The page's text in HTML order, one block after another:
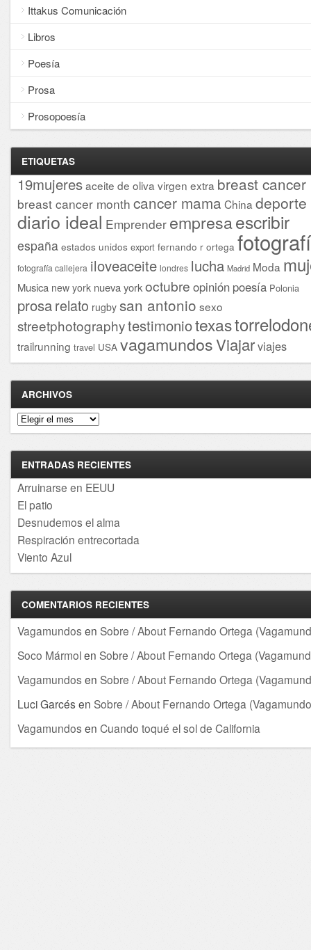
Ittakus Comunicación
Libros
Poesía
Prosa
Prosopoesía
ETIQUETAS
19mujeresaceite de oliva virgen extra breast cancer
breast cancer month cancer mama China deporte
diario ideal Emprender empresaescribir
españa estados unidos export fernando r ortega
fotografía callejera iloveaceite londres lucha Madrid Moda
Musica new york nueva yorkoctubre opinión poesía Polonia
prosarelato rugby san antonio sexo
streetphotographytestimoniotexas
trailrunning travel USA vagamundosViajarviajes
ARCHIVOS
Archivos
ENTRADAS RECIENTES
Arruinarse en EEUU
El patio
Desnudemos el alma
Respiración entrecortada
Viento Azul
COMENTARIOS RECIENTES
Vagamundos en Sobre / About Fernando Ortega
Soco Mármolen Sobre / About Fernando Ortega
Vagamundos en Sobre / About Fernando Ortega
Luci Garcés en Sobre / About Fernando Ortega
Vagamundos en Cuando toqué el sol de California